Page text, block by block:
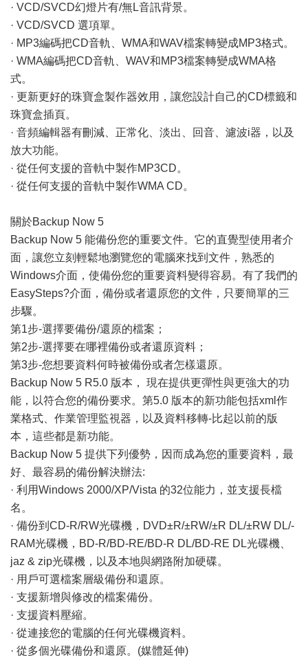
· VCD/SVCD幻燈片有/無L音訊背景。
· VCD/SVCD 選項單。
· MP3編碼把CD音軌、WMA和WAV檔案轉變成MP3格式。
· WMA編碼把CD音軌、WAV和MP3檔案轉變成WMA格
式。
· 更新更好的珠寶盒製作器效用，讓您設計自己的CD標籤和
珠寶盒插頁。
· 音頻編輯器有刪減、正常化、淡出、回音、濾波i器，以及
放大功能。
· 從任何支援的音軌中製作MP3CD。
· 從任何支援的音軌中製作WMA CD。
關於Backup Now 5
Backup Now 5 能備份您的重要文件。它的直覺型使用者介
面，讓您立刻輕鬆地瀏覽您的電腦來找到文件，熟悉的
Windows介面，使備份您的重要資料變得容易。有了我們的
EasySteps?介面，備份或者還原您的文件，只要簡單的三
步驟。
第1步-選擇要備份/還原的檔案；
第2步-選擇要在哪裡備份或者還原資料；
第3步-您想要資料何時被備份或者怎樣還原。
Backup Now 5 R5.0 版本， 現在提供更彈性與更強大的功
能，以符合您的備份要求。第5.0 版本的新功能包括xml作
業格式、作業管理監視器，以及資料移轉-比起以前的版
本，這些都是新功能。
Backup Now 5 提供下列優勢，因而成為您的重要資料，最
好、最容易的備份解決辦法:
· 利用Windows 2000/XP/Vista 的32位能力，並支援長檔
名。
· 備份到CD-R/RW光碟機，DVD±R/±RW/±R DL/±RW DL/-
RAM光碟機，BD-R/BD-RE/BD-R DL/BD-RE DL光碟機、
jaz & zip光碟機，以及本地與網路附加硬碟。
· 用戶可選檔案層級備份和還原。
· 支援新增與修改的檔案備份。
· 支援資料壓縮。
· 從連接您的電腦的任何光碟機資料。
· 從多個光碟備份和還原。(媒體延伸)